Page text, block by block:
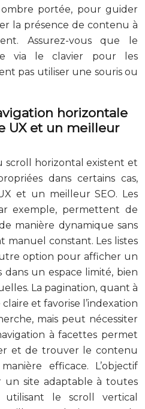
portée, pour guider
la présence de contenu à
Assurez-vous que le
via le clavier pour les
pas utiliser une souris ou
horizontale
UX et un meilleur
scroll horizontal existent et
dans certains cas,
et un meilleur SEO. Les
exemple, permettent de
manière dynamique sans
manuel constant. Les listes
option pour afficher un
dans un espace limité, bien
La pagination, quant à
et favorise l’indexation
mais peut nécessiter
à facettes permet
et de trouver le contenu
efficace. L’objectif
un site adaptable à toutes
utilisant le scroll vertical